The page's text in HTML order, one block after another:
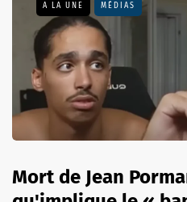
A LA UNE MÉDIAS
Mort de Jean